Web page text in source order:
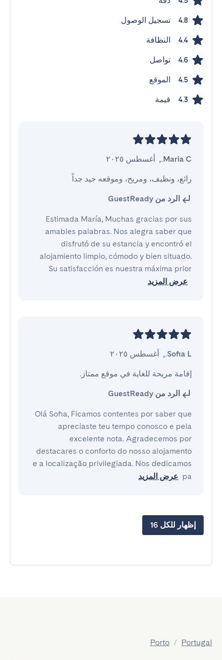
4.8 تسجيل الوصول
4.4 النظافة
4.6 تواصل
4.5 الموقع
4.3 قيمة
Maria C.
, أغسطس ٢٠٢٥
رائع، ونظيف، ومريح، وموقعه جيد جداً
الرد من GuestReady
Estimada María, Muchas gracias por sus
amables palabras. Nos alegra saber que
disfrutó de su estancia y encontró el
alojamiento limpio, cómodo y bien situado.
Su satisfacción es nuestra máxima prior
عرض المزيد
Sofia L.
, أغسطس ٢٠٢٥
إقامة مريحة للغاية في موقع ممتاز.
الرد من GuestReady
Olá Sofia, Ficamos contentes por saber que
apreciaste teu tempo conosco e pela
excelente nota. Agradecemos por
destacares o conforto do nosso alojamento
e a localização privilegiada. Nos dedicamos
pa عرض المزيد
إظهار للكل 16
Portugal
/
Porto